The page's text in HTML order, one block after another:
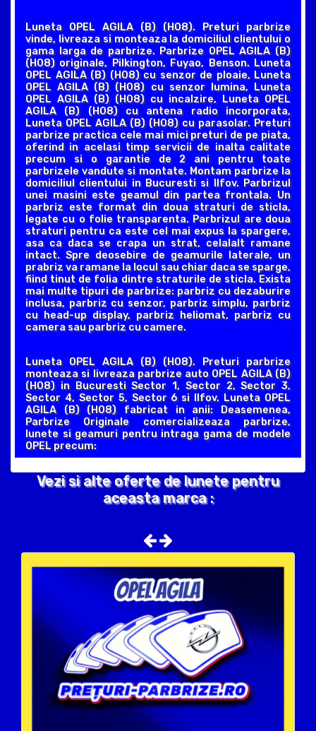
Luneta OPEL AGILA (B) (H08). Preturi parbrize
vinde, livreaza si monteaza la domiciliul clientului o
gama larga de parbrize. Parbrize OPEL AGILA (B)
(H08) originale, Pilkington, Fuyao, Benson. Luneta
OPEL AGILA (B) (H08) cu senzor de ploaie, Luneta
OPEL AGILA (B) (H08) cu senzor lumina, Luneta
OPEL AGILA (B) (H08) cu incalzire, Luneta OPEL
AGILA (B) (H08) cu antena radio incorporata,
Luneta OPEL AGILA (B) (H08) cu parasolar. Preturi
parbrize practica cele mai mici preturi de pe piata,
oferind in acelasi timp servicii de inalta calitate
precum si o garantie de 2 ani pentru toate
parbrizele vandute si montate. Montam parbrize la
domiciliul clientului in Bucuresti si Ilfov. Parbrizul
unei masini este geamul din partea frontala. Un
parbriz este format din doua straturi de sticla,
legate cu o folie transparenta. Parbrizul are doua
straturi pentru ca este cel mai expus la spargere,
asa ca daca se crapa un strat, celalalt ramane
intact. Spre deosebire de geamurile laterale, un
prabriz va ramane la locul sau chiar daca se sparge,
fiind tinut de folia dintre straturile de sticla. Exista
mai multe tipuri de parbrize: parbriz cu dezaburire
inclusa, parbriz cu senzor, parbriz simplu, parbriz
cu head-up display, parbriz heliomat, parbriz cu
camera sau parbriz cu camere.
Luneta OPEL AGILA (B) (H08). Preturi parbrize
monteaza si livreaza parbrize auto OPEL AGILA (B)
(H08) in Bucuresti Sector 1, Sector 2, Sector 3,
Sector 4, Sector 5, Sector 6 si Ilfov. Luneta OPEL
AGILA (B) (H08) fabricat in anii: Deasemenea,
Parbrize Originale comercializeaza parbrize,
lunete si geamuri pentru intraga gama de modele
OPEL precum:
Vezi si alte oferte de lunete pentru
aceasta marca :